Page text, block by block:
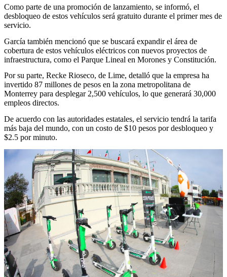
Como parte de una promoción de lanzamiento, se informó, el
desbloqueo de estos vehículos será gratuito durante el primer mes de
servicio.
García también mencionó que se buscará expandir el área de
cobertura de estos vehículos eléctricos con nuevos proyectos de
infraestructura, como el Parque Lineal en Morones y Constitución.
Por su parte, Recke Rioseco, de Lime, detalló que la empresa ha
invertido 87 millones de pesos en la zona metropolitana de
Monterrey para desplegar 2,500 vehículos, lo que generará 30,000
empleos directos.
De acuerdo con las autoridades estatales, el servicio tendrá la tarifa
más baja del mundo, con un costo de $10 pesos por desbloqueo y
$2.5 por minuto.